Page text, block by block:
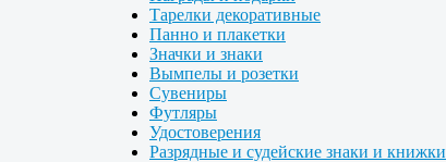
Тарелки декоративные
Панно и плакетки
Значки и знаки
Вымпелы и розетки
Сувениры
Футляры
Удостоверения
Разрядные и судейские знаки и книжки